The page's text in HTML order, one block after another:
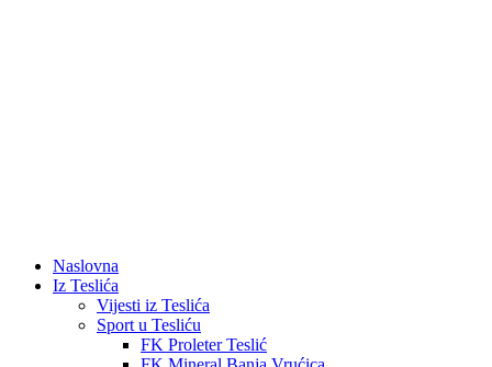
Naslovna
Iz Teslića
Vijesti iz Teslića
Sport u Tesliću
FK Proleter Teslić